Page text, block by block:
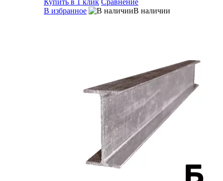
Купить в 1 клик Сравнение
В избранное
В наличии